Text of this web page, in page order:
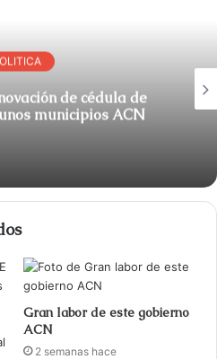
de cédula de
identidad en algunos municipios ACN
Gran labor de este gobierno
ACN
2 semanas hace